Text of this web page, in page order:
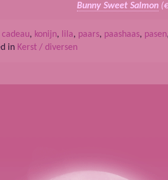
Bunny Sweet Salmon
cadeau, konijn, lila, paars, paashaas, pasen
in Kerst / diversen